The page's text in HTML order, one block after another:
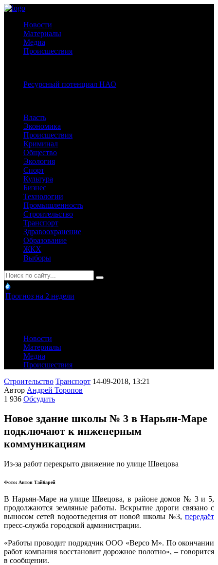
Новости
Материалы
Медиа
Происшествия
Ресурсный потенциал НАО
Власть
Экономика
Происшествия
Криминал
Общество
Экология
Спорт
Культура
Бизнес
Технологии
Промышленность
Строительство
Транспорт
Здравоохранение
Образование
ЖКХ
Выборы
Прогноз на 2 недели
Новости
Материалы
Медиа
Происшествия
Строительство Транспорт 14-09-2018, 13:21
Автор Андрей Торопов
1 936 Обсудить
Новое здание школы № 3 в Нарьян-Маре
подключают к инженерным
коммуникациям
Из-за работ перекрыто движение по улице Швецова
Фото: Антон Тайбарей
В Нарьян-Маре на улице Швецова, в районе домов № 3 и 5,
продолжаются земляные работы. Вскрытие дороги связано с
выносом сетей водоотведения от новой школы №3, передаёт
пресс-служба городской администрации.
«Работы проводит подрядчик ООО «Версо М». По окончании
работ компания восстановит дорожное полотно», – говорится
в сообщении.